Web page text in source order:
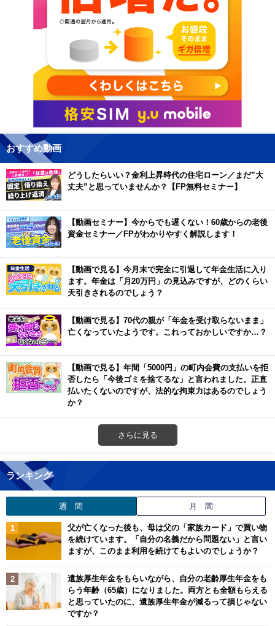
おすすめ動画
どうしたらいい？金利上昇時代の住宅ローン／まだ”大
丈夫”と思っていませんか？【FP無料セミナー】
【動画セミナー】今からでも遅くない！60歳からの老後
資金セミナー／FPがわかりやすく解説します！
【動画で見る】今月末で完全に引退して年金生活に入り
ます。年金は「月20万円」の見込みですが、どのくらい
天引きされるのでしょう？
【動画で見る】70代の親が「年金を受け取らないまま」
亡くなっていたようです。これっておかしいですか…？
【動画で見る】年間「5000円」の町内会費の支払いを拒
否したら「今後ゴミを捨てるな」と言われました。正直
払いたくないのですが、法的な拘束力はあるのでしょう
か？
さらに見る
ランキング
週 間 月 間
父が亡くなった後も、母は父の「家族カード」で買い物
を続けています。「自分の名義だから問題ない」と言い
ますが、このまま利用を続けてもよいのでしょうか？
遺族厚生年金をもらいながら、自分の老齢厚生年金をも
らう年齢（65歳）になりました。両方とも全額もらえる
と思っていたのに、遺族厚生年金が減るって損じゃない
ですか？